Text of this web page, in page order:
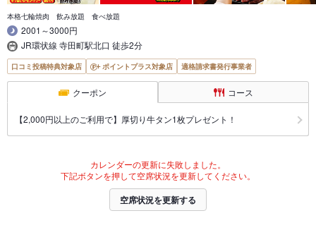
本格七輪焼肉 飲み放題 食べ放題
2001～3000円
JR環状線 寺田町駅北口 徒歩2分
口コミ投稿特典対象店 ポイントプラス対象店 適格請求書発行事業者
クーポン コース
【2,000円以上のご利用で】厚切り牛タン1枚プレゼント！
カレンダーの更新に失敗しました。
下記ボタンを押して空席状況を更新してください。
空席状況を更新する